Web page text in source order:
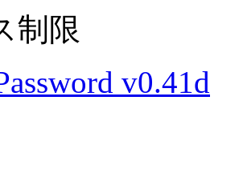
制限
v0.41d